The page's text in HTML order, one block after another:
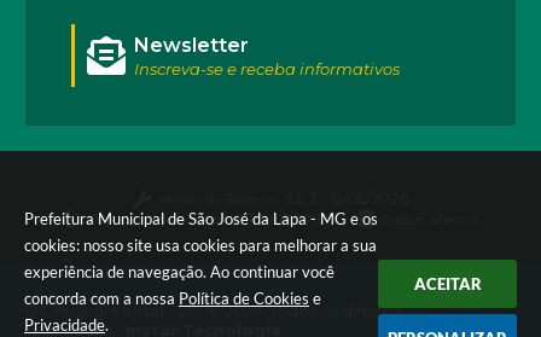
Prefeitura Municipal de São José da Lapa - MG e os
cookies: nosso site usa cookies para melhorar a sua
experiência de navegação. Ao continuar você
concorda com a nossa Política de Cookies e
Privacidade.
ACEITAR
Newsletter
Inscreva-se e receba informativos
Portal atualizado em:07/08/2026 17:50
© Copyright Instar - 2006-2026. Todos os direitos
reservados -